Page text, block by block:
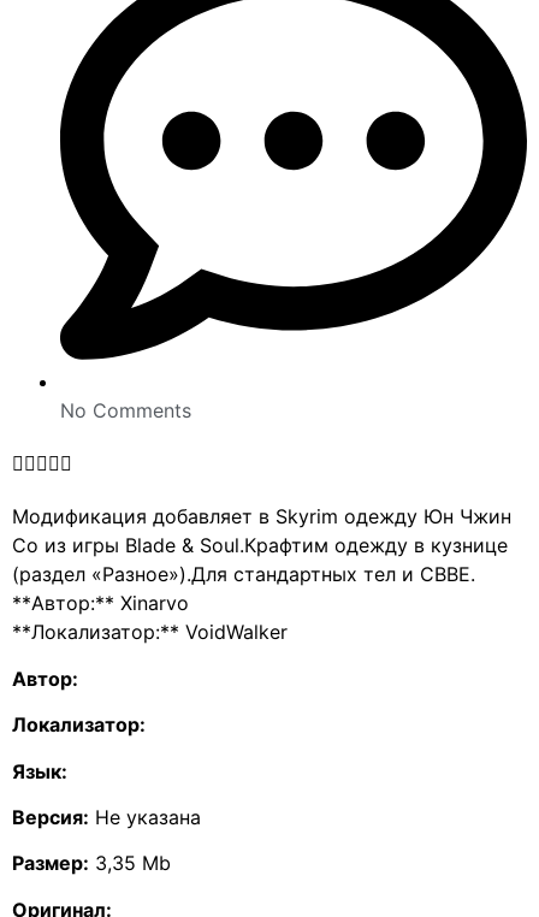
No Comments

Модификация добавляет в Skyrim одежду Юн Чжин
Со из игры Blade & Soul.Крафтим одежду в кузнице
(раздел «Разное»).Для стандартных тел и CBBE.
**Автор:** Xinarvo
**Локализатор:** VoidWalker
Автор:
Локализатор:
Язык:
Версия: Не указана
Размер: 3,35 Mb
Оригинал: